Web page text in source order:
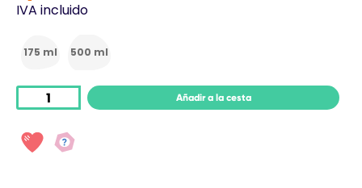
IVA incluido
175 ml 500 ml
Añadir a la cesta